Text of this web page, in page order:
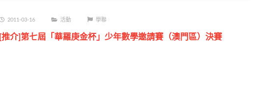
2011-03-16 活動 學聯
[推介]第七屆「華羅庚金杯」少年數學邀請賽（澳門區）決賽